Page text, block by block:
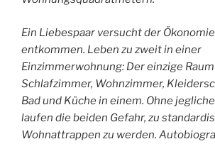
Ein Liebespaar versucht der
entkommen. Leben zu zweit in einer
Einzimmerwohnung: Der einzige
Schlafzimmer, Wohnzimmer,
Bad und Küche in einem. Ohne
laufen die beiden Gefahr, zu
Wohnattrappen zu werden.